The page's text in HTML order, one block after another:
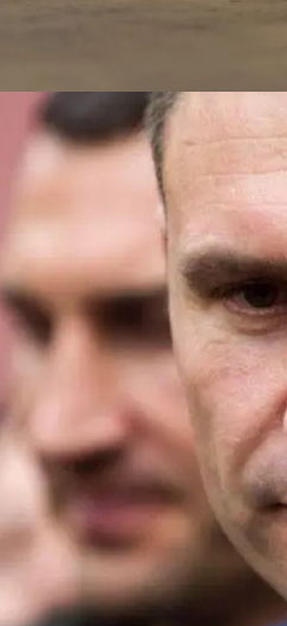
Укрепляющие Кости
Избирателей,
Может Хлынуть Поток